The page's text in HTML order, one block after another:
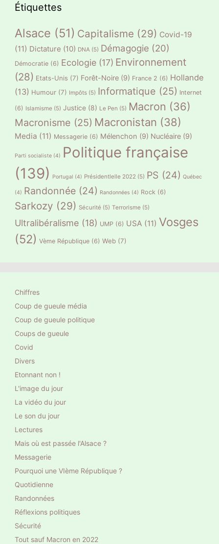
Étiquettes
Alsace (51) Capitalisme (29) Covid-19
(11) Dictature (10) DNA (5) Démagogie (20)
Démocratie (6) Ecologie (17) Environnement
(28) Etats-Unis (7) Forêt-Noire (9) France 2 (6) Hollande
(13) Humour (7) Impôts (5) Informatique (25) Internet
(6) Islamisme (5) Justice (8) Le Pen (5) Macron (36)
Macronisme (25) Macronistan (38)
Media (11) Messagerie (6) Mélenchon (9) Nucléaire (9)
Parti socialiste (4) Politique française
(139)
Portugal (4) Présidentlelle 2022 (5) PS (24) Québec
(4) Randonnée (24) Randonnées (4) Rock (6)
Sarkozy (29) Sécurité (5) Terrorisme (5)
Ultralibéralisme (18) UMP (6) USA (11) Vosges
(52) Vème République (6) Web (7)
Chiffres
Coup de gueule média
Coup de gueule politique
Coups de gueule
Covid
Divers
Etonnant non !
L'image du jour
La vidéo du jour
Le son du jour
Lectures
Mais où est passée l'Alsace ?
Messagerie
Pourquoi une VIème République ?
Quotidienne
Randonnées
Réflexions politiques
Sécurité
Tout sauf Macron en 2022